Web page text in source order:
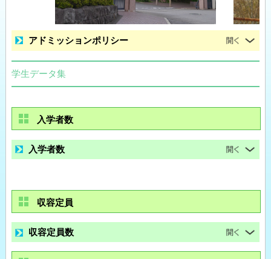
アドミッションポリシー
学生データ集
入学者数
入学者数
収容定員
収容定員数